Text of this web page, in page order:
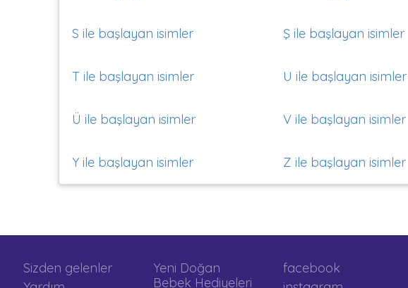
S ile başlayan isimler Ş ile başlayan isimler
T ile başlayan isimler U ile başlayan isimler
Ü ile başlayan isimler V ile başlayan isimler
Y ile başlayan isimler Z ile başlayan isimler
Sizden gelenler
Yeni Doğan
Bebek Hediyeleri
facebook